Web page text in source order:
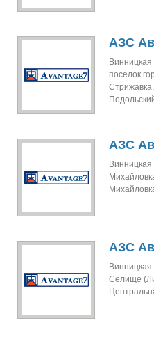
АЗС
поселок
АЗС
АЗС
Селище